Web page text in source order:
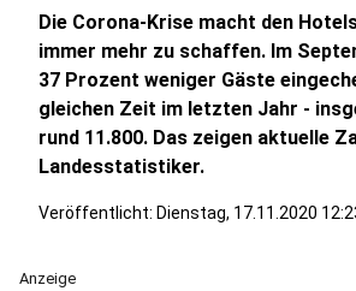
Die Corona-Krise macht den
immer mehr zu schaffen. Im
37 Prozent weniger Gäste
gleichen Zeit im letzten Jahr -
rund 11.800. Das zeigen aktuelle
Landesstatistiker.
Veröffentlicht: Dienstag, 17.11.2020
Anzeige